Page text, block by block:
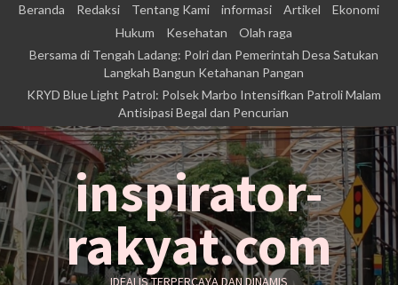
Skip
content
Beranda Redaksi Tentang Kami informasi Artikel
Ekonomi
Hukum
Kesehatan
Olah raga
Bersama di Tengah Ladang: Polri dan Pemerintah Desa Satukan
Langkah Bangun Ketahanan Pangan
KRYD Blue Light Patrol: Polsek Marbo Intensifkan Patroli Malam
Antisipasi Begal dan Pencurian
inspirator-
rakyat.com
IDEALIS TERPERCAYA DAN DINAMIS